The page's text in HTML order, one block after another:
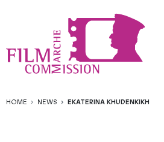
HOME NEWS EKATERINA KHUDENKIKH